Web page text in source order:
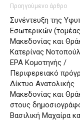
Προηγούμενο άρθρο
Συνέντευξη της
Εσωτερικών (τομέας
Μακεδονίας και
Κατερίνας
ΕΡΑ Κομοτηνής /
Περιφερειακό
Δίκτυο Ανατολικής
Μακεδονίας και
στους
Βασιλική Μαχαίρα